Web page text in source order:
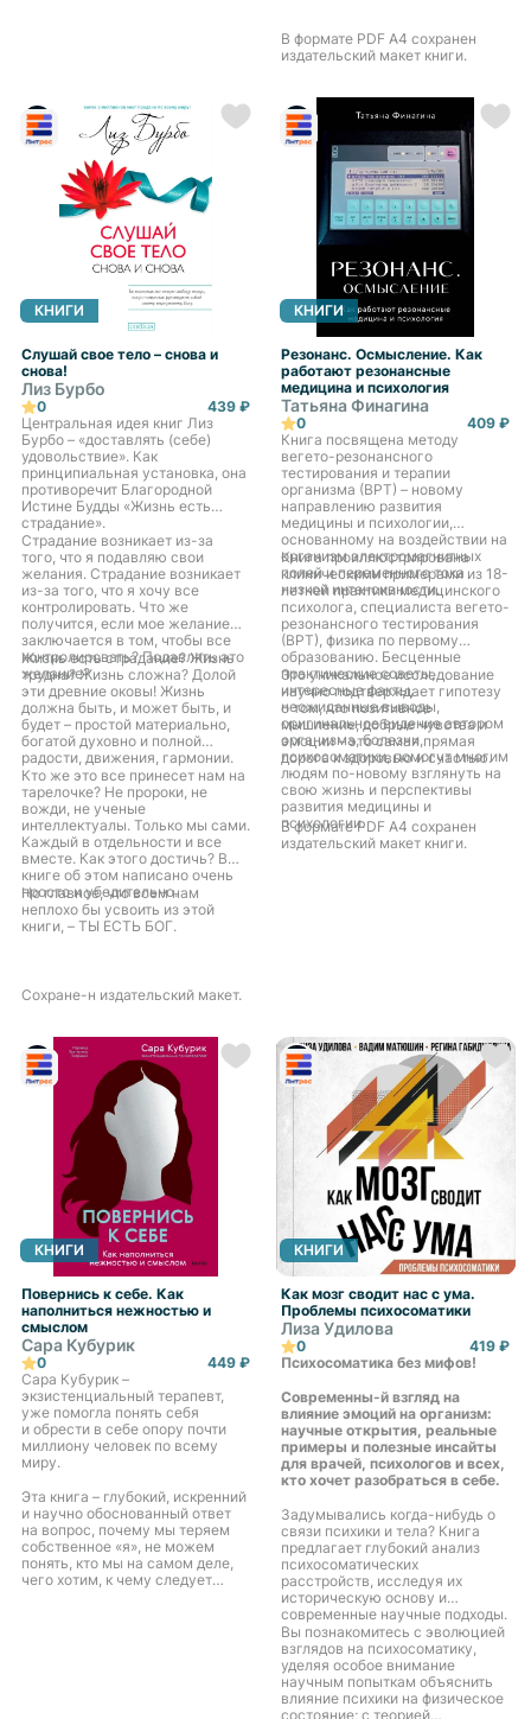
В формате PDF A4 сохранен
издательский макет книги.
КНИГИ
Слушай свое тело – снова и
снова!
Лиз Бурбо
0
439 ₽
Центральная идея книг Лиз
Бурбо – «доставлять (себе)
удовольствие». Как
принципиальная установка, она
противоречит Благородной
Истине Будды «Жизнь есть
страдание».
Страдание возникает из-за
того, что я подавляю свои
желания. Страдание возникает
из-за того, что я хочу все
контролировать. Что же
получится, если мое желание
заключается в том, чтобы все
контролировать? Подавлять это
желание?
Жизнь есть страдание? Жизнь
трудна? Жизнь сложна? Долой
эти древние оковы! Жизнь
должна быть, и может быть, и
будет – простой материально,
богатой духовно и полной
радости, движения, гармонии.
Кто же это все принесет нам на
тарелочке? Не пророки, не
вожди, не ученые
интеллектуалы. Только мы сами.
Каждый в отдельности и все
вместе. Как этого достичь? В
книге об этом написано очень
просто и убедительно.
Но главное, что всем нам
неплохо бы усвоить из этой
книги, – ТЫ ЕСТЬ БОГ.
Cохране-н издательский макет.
КНИГИ
Резонанс. Осмысление. Как
работают резонансные
медицина и психология
Татьяна Финагина
0
409 ₽
Книга посвящена методу
вегето-резонансного
тестирования и терапии
организма (ВРТ) – новому
направлению развития
медицины и психологии,
основанному на воздействии на
организм электромагнитных
полей и переменного тока
низкой интенсивности.
Книга проиллюстрирована
клиническими примерами из 18-
летней практики медицинского
психолога, специалиста вегето-
резонансного тестирования
(ВРТ), физика по первому
образованию. Бесценные
практические советы,
интересные факты,
неожиданные выводы,
оригинальное видение автором
организма, болезни,
психосоматики, помогут многим
людям по-новому взглянуть на
свою жизнь и перспективы
развития медицины и
психологии.
Это уникальное исследование
научно подтверждает гипотезу
о том, что позитивное
мышление, добрые чувства и
эмоции – это самая прямая
дорога к здоровью и счастью.
В формате PDF A4 сохранен
издательский макет книги.
КНИГИ
Повернись к себе. Как
наполниться нежностью и
смыслом
Сара Кубурик
0
449 ₽
Сара Кубурик –
экзистенциальный терапевт,
уже помогла понять себя
и обрести в себе опору почти
миллиону человек по всему
миру.
Эта книга – глубокий, искренний
и научно обоснованный ответ
на вопрос, почему мы теряем
собственное «я», не можем
понять, кто мы на самом деле,
чего хотим, к чему следует
КНИГИ
Как мозг сводит нас с ума.
Проблемы психосоматики
Лиза Удилова
0
419 ₽
Психосоматика без мифов!
Современны-й взгляд на
влияние эмоций на организм:
научные открытия, реальные
примеры и полезные инсайты
для врачей, психологов и всех,
кто хочет разобраться в себе.
Задумывались когда-нибудь о
связи психики и тела? Книга
предлагает глубокий анализ
психосоматических
расстройств, исследуя их
историческую основу и
современные научные подходы.
Вы познакомитесь с эволюцией
взглядов на психосоматику,
уделяя особое внимание
научным попыткам объяснить
влияние психики на физическое
состояние; с теорией